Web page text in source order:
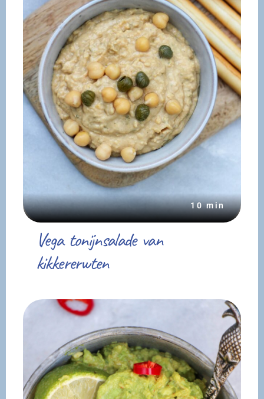
Vega tonijnsalade van
kikkererwten
10 min